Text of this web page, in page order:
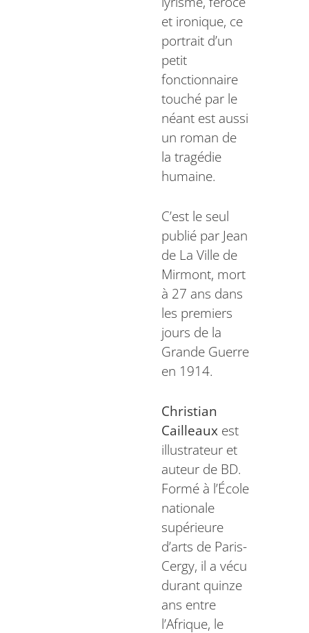
et ironique, ce
portrait d’un
petit
fonctionnaire
touché par le
néant est aussi
un roman de
la tragédie
humaine.
C’est le seul
publié par Jean
de La Ville de
Mirmont, mort
à 27 ans dans
les premiers
jours de la
Grande Guerre
en 1914.
Christian
Cailleaux est
illustrateur et
auteur de BD.
Formé à l’École
nationale
supérieure
d’arts de Paris-
Cergy, il a vécu
durant quinze
ans entre
l’Afrique, le